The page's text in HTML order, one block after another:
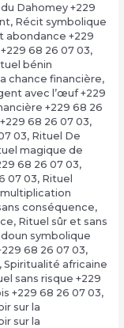
Dahomey +229
, Récit symbolique
abondance +229
68 26 07 03,
bénin
chance financière,
avec l’œuf +229
+229 68 26
68 26 07 03,
03, Rituel De
magique de
68 26 07 03,
07 03, Rituel
conséquence,
, Rituel sûr et sans
symbolique
68 26 07 03,
, Spiritualité africaine
sans risque +229
+229 68 26 07 03,
sur la
sur la